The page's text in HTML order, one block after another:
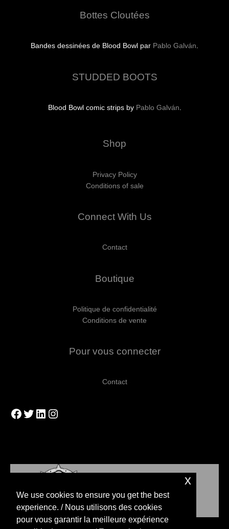
Bottes Cloutées
Bandes dessinées de Blood Bowl par Pablo Galván.
STUDDED BOOTS
Blood Bowl comic strips by Pablo Galván.
Shop
Privacy Policy
Conditions of sale
Connect With Us
Contact
Boutique
Politique de confidentialité
Conditions de vente
Pour vous connecter
Contact
Facebook
Twitter
LinkedIn
Instagram
We use cookies to ensure you get the best
experience. / Nous utilisons des cookies
pour vous garantir la meilleure expérience
x